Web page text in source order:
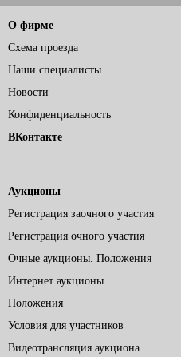
О фирме
Схема проезда
Наши специалисты
Новости
Конфиденциальность
ВКонтакте
Аукционы
Регистрация заочного участия
Регистрация очного участия
Очные аукционы. Положения
Интернет аукционы.
Положения
Условия для участников
Видеотрансляция аукциона